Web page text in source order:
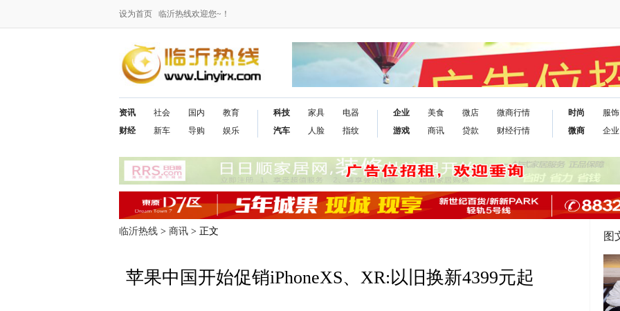
设为首页 临沂热线欢迎您~！
资讯
财经
社会
新车
国内
导购
教育
娱乐
科技
汽车
家具
人脸
电器
指纹
企业
游戏
美食
商讯
微店
贷款
微商行情
财经行情
时尚
微商
服饰
企业
临沂热线 > 商讯 > 正文
苹果中国开始促销iPhoneXS、XR:以旧换新4399元起
图